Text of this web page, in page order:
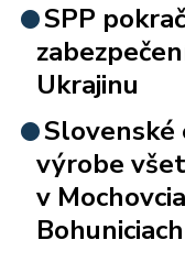
SPP
Ukrajinu
Slovenské
výrobe
v
Bohuniciach